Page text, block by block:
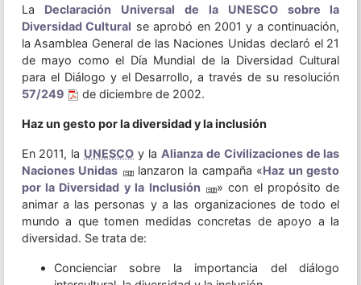
La Declaración Universal de la UNESCO sobre la
Diversidad Cultural se aprobó en 2001 y a continuación,
la Asamblea General de las Naciones Unidas declaró el 21
de mayo como el Día Mundial de la Diversidad Cultural
para el Diálogo y el Desarrollo, a través de su resolución
57/249
de diciembre de 2002.
Haz un gesto por la diversidad y la inclusión
En 2011, la UNESCO y la Alianza de Civilizaciones de las
Naciones Unidas
lanzaron la campaña «Haz un gesto
por la Diversidad y la Inclusión
» con el propósito de
animar a las personas y a las organizaciones de todo el
mundo a que tomen medidas concretas de apoyo a la
diversidad. Se trata de:
Concienciar sobre la importancia del diálogo